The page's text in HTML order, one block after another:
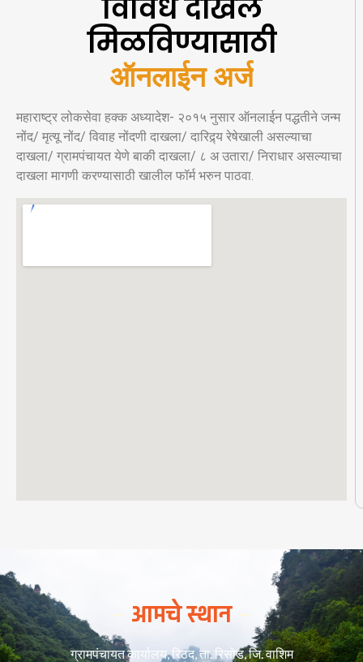
विविध दाखले
मिळविण्यासाठी
ऑनलाईन अर्ज
महाराष्ट्र लोकसेवा हक्क अध्यादेश- २०१५ नुसार ऑनलाईन पद्धतीने जन्म
नोंद/ मृत्यू नोंद/ विवाह नोंदणी दाखला/ दारिद्र्य रेषेखाली असल्याचा
दाखला/ ग्रामपंचायत येणे बाकी दाखला/ ८ अ उतारा/ निराधार असल्याचा
दाखला मागणी करण्यासाठी खालील फॉर्म भरुन पाठवा.
आमचे स्थान
ग्रामपंचायत कार्यालय, रिठद, ता. रिसोड, जि. वाशिम